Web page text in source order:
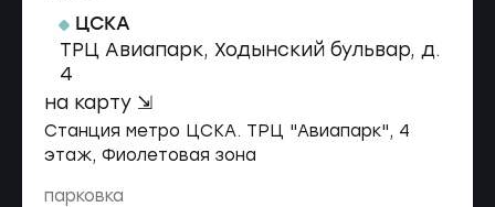
ЦСКА
ТРЦ Авиапарк, Ходынский бульвар, д.
4
на карту ⇲
Станция метро ЦСКА. ТРЦ "Авиапарк", 4
этаж, Фиолетовая зона
парковка